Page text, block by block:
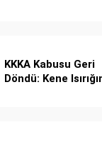
KKKA Kabusu Geri
Döndü: Kene